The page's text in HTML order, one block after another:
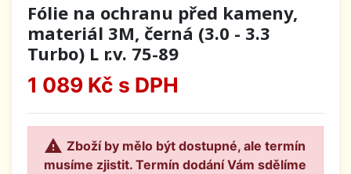
Fólie na ochranu před kameny,
materiál 3M, černá (3.0 - 3.3
Turbo) L r.v. 75-89
1 089 Kč s DPH
 Zboží by mělo být dostupné, ale termín
musíme zjistit. Termín dodání Vám sdělíme